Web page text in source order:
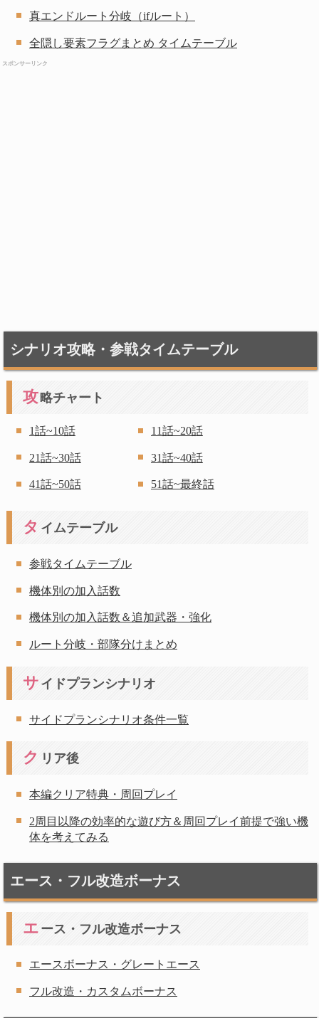
真エンドルート分岐（ifルート）
全隠し要素フラグまとめ タイムテーブル
スポンサーリンク
シナリオ攻略・参戦タイムテーブル
攻 略チャート
1話~10話
21話~30話
41話~50話
11話~20話
31話~40話
51話~最終話
タ イムテーブル
参戦タイムテーブル
機体別の加入話数
機体別の加入話数＆追加武器・強化
ルート分岐・部隊分けまとめ
サ イドプランシナリオ
サイドプランシナリオ条件一覧
ク リア後
本編クリア特典・周回プレイ
2周目以降の効率的な遊び方＆周回プレイ前提で強い機
体を考えてみる
エース・フル改造ボーナス
エ ース・フル改造ボーナス
エースボーナス・グレートエース
フル改造・カスタムボーナス